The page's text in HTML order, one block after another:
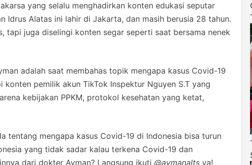
yang selalu menghadirkan konten edukasi seputar
Idrus Alatas ini lahir di Jakarta, dan masih berusia 28 tahun.
tapi juga diselingi konten segar seperti saat bersama nenek
adalah saat membahas topik mengapa kasus Covid-19
pemilik akun TikTok Inspektur Nguyen S.T yang
kebijakan PPKM, protokol kesehatan yang ketat,
tentang mengapa kasus Covid-19 di Indonesia bisa turun
yang tidak sadar kalau terkena Covid-19 dan
dari dokter Ayman? Langsung ikuti @aymanalts ya!